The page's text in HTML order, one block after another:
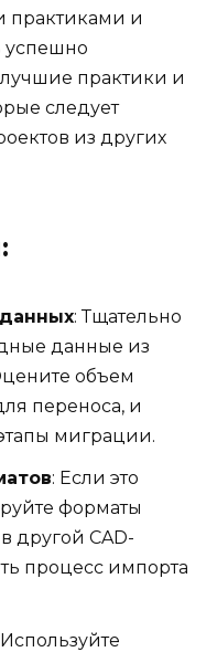
практиками и
успешно
практики и
следует
из других
: Тщательно
данные из
объем
переноса, и
миграции.
: Если это
форматы
другой CAD-
процесс импорта
Используйте